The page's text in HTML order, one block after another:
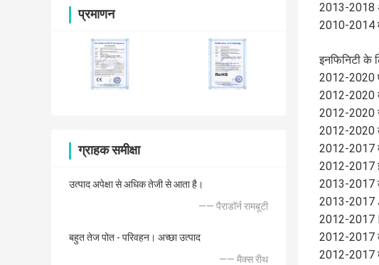
प्रमाणन
ग्राहक समीक्षा
उत्पाद अपेक्षा से अधिक तेजी से आता है।
—— पैराडॉर्न रामबूटी
बहुत तेज पोत - परिवहन। अच्छा उत्पाद
—— मैक्स रीथ
2013-2018
2010-2014
इनफिनिटी के
2012-2020
2012-2020
2012-2020
2012-2020
2012-2017
2012-2017
2013-2017
2013-2017
2012-2017
2012-2017
2012-2017